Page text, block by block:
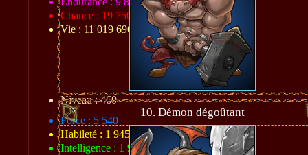
Chance : 19 750
Vie : 11 019 696
Niveau : 460
Force : 5 540
Habileté : 1 945
Intelligence : 1 920
10. Démon dégoûtant